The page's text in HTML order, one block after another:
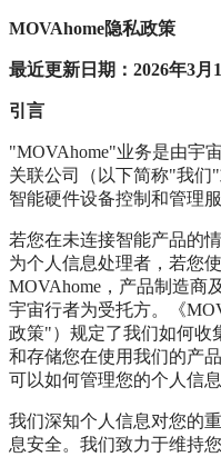
MOVAhome隐私政策
最近更新日期：2026年3月
引言
"MOVAhome"业务是由宇
关联公司（以下简称"我
智能硬件设备控制和管理服
若您在未连接智能产品的
为个人信息处理者，若您
MOVAhome，产品制造商
宇宙行者为受托方。《
政策"）规定了我们如何收
和存储您在使用我们的产
可以如何管理您的个人信息
我们深知个人信息对您的
息安全。我们致力于维持